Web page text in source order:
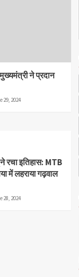
ने प्रदान
29, 2024
रचा इतिहास: MTB
में लहराया गढ़वाल
28, 2024